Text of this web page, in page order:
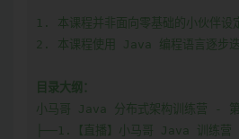
1. 本课程并非面向零基础的小伙伴
2. 本课程使用 Java 编程语言逐步迭
目录大纲：
小马哥 Java 分布式架构训练营 -
├──1.【直播】小马哥 Java 训练